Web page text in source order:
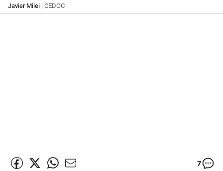
Javier Milei | CEDOC
7